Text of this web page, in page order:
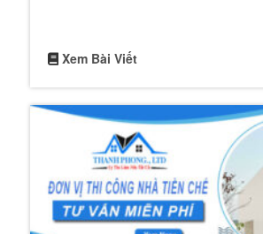
Xem Bài Viết